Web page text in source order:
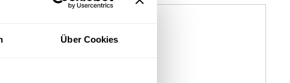
Über Cookies